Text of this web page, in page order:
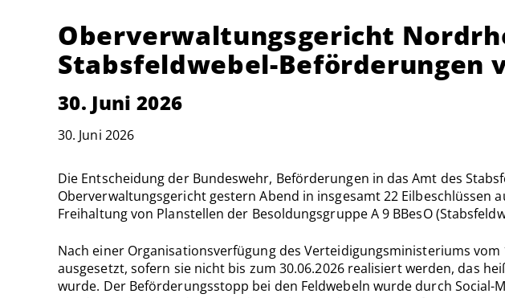
Oberverwaltungsgericht
Stabsfeldwebel-Beförderungen
30. Juni 2026
30. Juni 2026
Die Entscheidung der Bundeswehr, Beförderungen in das Amt des
Oberverwaltungsgericht gestern Abend in insgesamt 22
Freihaltung von Planstellen der Besol­dungsgruppe A 9 BBesO
Nach einer Organisationsverfügung des Verteidigungsministeriums
ausgesetzt, sofern sie nicht bis zum 30.06.2026 realisiert werden, das
wurde. Der Beförde­rungsstopp bei den Feldwebeln wurde durch